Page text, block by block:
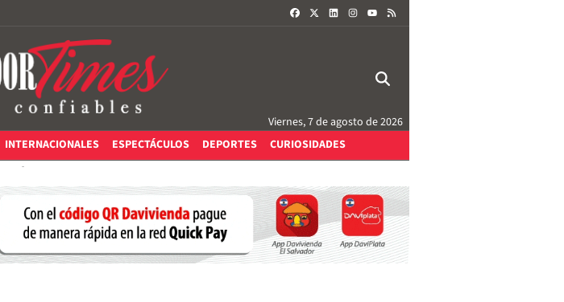
FACEBOOKLINKEDININSTAGRAM
Viernes, 7 de agosto de 2026
INTERNACIONALES ESPECTÁCULOS DEPORTES CURIOSIDADES